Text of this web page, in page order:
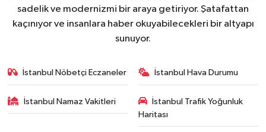
sadelik ve modernizmi bir araya getiriyor. Şatafattan
kaçınıyor ve insanlara haber okuyabilecekleri bir altyapı
sunuyor.
İstanbul Nöbetçi Eczaneler İstanbul Hava Durumu
İstanbul Namaz Vakitleri
İstanbul Trafik Yoğunluk
Haritası